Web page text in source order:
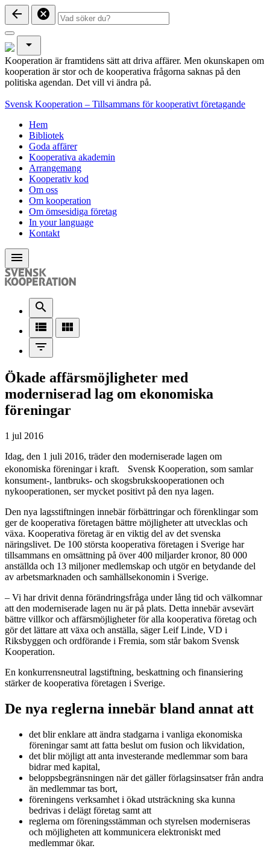
arrow_back cancel
arrow_drop_down
Kooperation är framtidens sätt att driva affärer. Men okunskapen om
kooperation är stor och de kooperativa frågorna saknas på den
politiska agendan. Det vill vi ändra på.
Svensk Kooperation – Tillsammans för kooperativt företagande
Hem
Bibliotek
Goda affärer
Kooperativa akademin
Arrangemang
Kooperativ kod
Om oss
Om kooperation
Om ömsesidiga företag
In your language
Kontakt
menu
search
view_list
view_module
filter_list
Ökade affärsmöjligheter med
moderniserad lag om ekonomiska
föreningar
1 jul 2016
Idag, den 1 juli 2016, träder den moderniserade lagen om
ekonomiska föreningar i kraft. Svensk Kooperation, som samlar
konsument-, lantbruks- och skogsbrukskooperationen och
nykooperationen, ser mycket positivt på den nya lagen.
Den nya lagsstiftningen innebär förbättringar och förenklingar som
ger de kooperativa företagen bättre möjligheter att utvecklas och
växa. Kooperativa företag är en viktig del av det svenska
näringslivet. De 100 största kooperativa företagen i Sverige har
tillsammans en omsättning på över 400 miljarder kronor, 80 000
anställda och 13 miljoner medlemskap och utgör en betydande del
av arbetsmarknaden och samhällsekonomin i Sverige.
– Vi har drivit denna förändringsfråga under lång tid och välkomnar
att den moderniserade lagen nu är på plats. Detta innebär avsevärt
bättre villkor och affärsmöjligheter för alla kooperativa företag och
gör det lättare att växa och anställa, säger Leif Linde, VD i
Riksbyggen och ordförande i Fremia, som står bakom Svensk
Kooperation.
En konkurrensneutral lagstiftning, beskattning och finansiering
stärker de kooperativa företagen i Sverige.
De nya reglerna innebär bland annat att
det blir enklare att ändra stadgarna i vanliga ekonomiska
föreningar samt att fatta beslut om fusion och likvidation,
det blir möjligt att anta investerande medlemmar som bara
bidrar med kapital,
beloppsbegränsningen när det gäller förlagsinsatser från andra
än medlemmar tas bort,
föreningens verksamhet i ökad utsträckning ska kunna
bedrivas i delägt företag samt att
reglerna om föreningsstämman och styrelsen moderniseras
och möjligheten att kommunicera elektroniskt med
medlemmar ökar.